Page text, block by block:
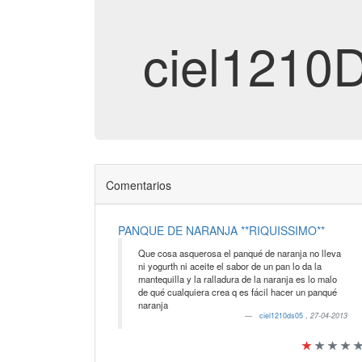
Comentarios
PANQUE DE NARANJA **RIQUISSIMO**
Que cosa asquerosa el panqué de naranja no lleva
ni yogurth ni aceite el sabor de un pan lo da la
mantequilla y la ralladura de la naranja es lo malo
de qué cualquiera crea q es fácil hacer un panqué
naranja
ciel1210ds05,27-04-2013